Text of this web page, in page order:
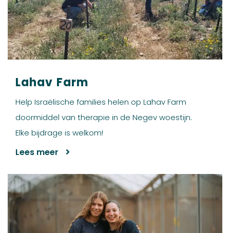
Lahav Farm
Help Israëlische families helen op Lahav Farm
doormiddel van therapie in de Negev woestijn.
Elke bijdrage is welkom!
Lees meer